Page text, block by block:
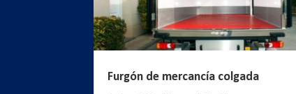
Furgón de mercancía colgada